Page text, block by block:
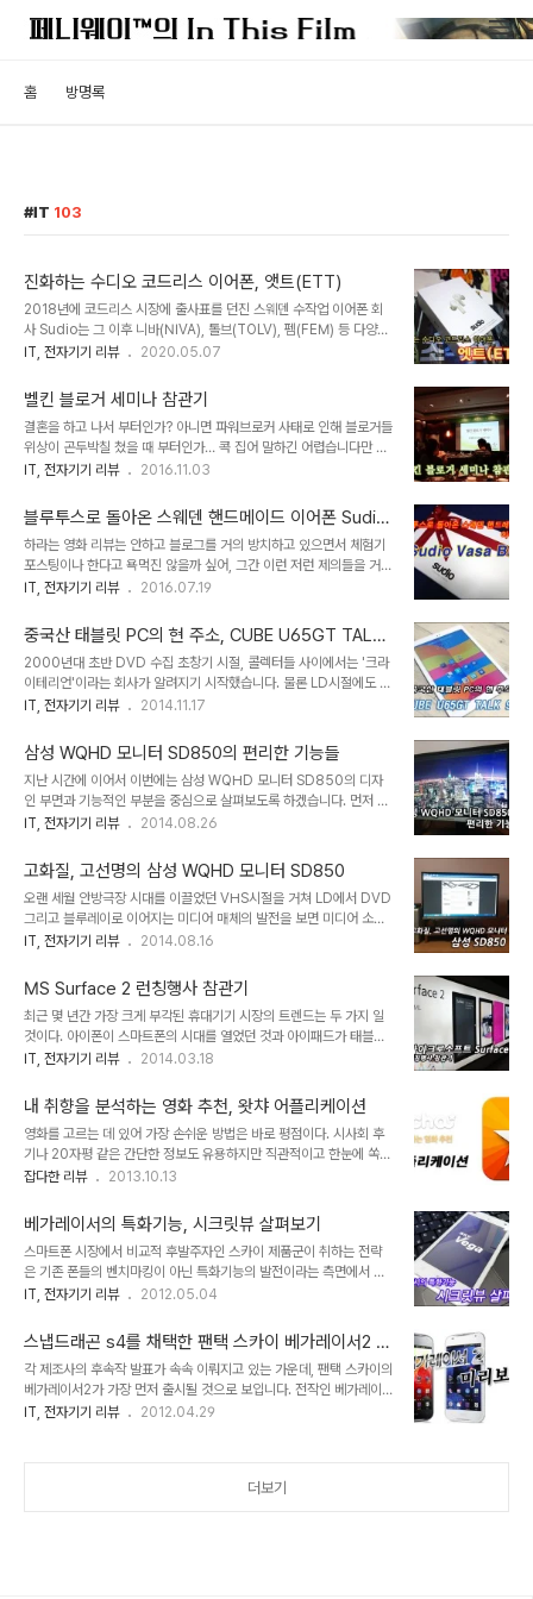
홈 방명록
IT 103
진화하는 수디오 코드리스 이어폰, 앳트(ETT)
2018년에 코드리스 시장에 출사표를 던진 스웨덴 수작업 이어폰 회
사 Sudio는 그 이후 니바(NIVA), 톨브(TOLV), 펨(FEM) 등 다양한
라인업을 선보이며 기능과 성능을 개선해 왔습니다. 초창기 모델인 니
Sudio에서 새로운 모델인 엣트(ETT)를 출시했기에 물품을 받아보
고 소개합니다. 우선 패키지 디자인을 보면 톨브 시절부터 미니멀한 디
자인으로 채용한 박스 디자인입니다. 단단한 아웃 박싱에 내부에는 충
전 크레들과 구성품이 동봉된 작은 박스가 있습니다. 구성물을 보면 본
체와 크레들 외에 C타입 USB 케이블, 품질보증서와 폼팁이 들어있습
던 반면 이번에는 마치..
IT, 전자기기 리뷰 2020.05.07
벨킨 블로거 세미나 참관기
결혼을 하고 나서 부터인가? 아니면 파워브로커 사태로 인해 블로거들
위상이 곤두박칠 쳤을 때 부터인가… 콕 집어 말하긴 어렵습니다만 최
근 블로거들을 불러놓고 간담회나 세미나를 갖는 자리가 드문거 같습
고… 여하튼 어제 벨킨 블로거 세미나에 다녀 왔습니다. 이런 자리에
가 본게 굉장히 오래되었네요. 제가 벨킨을 알게 된 게 2009년이니까
오…. 벌써 7년이나 되었네요. 당시 벨킨이라는 회사는 국내에 그리 잘
알려진 회사가 아닌데, 블로그 마케팅을 적극적으로 활용해 인지도를
올린 몇 안되는 회사 중의 하나로 기억합니다. 처음 공략을 시도한 분
련 분야는 아니었지요. 근데 어..
IT, 전자기기 리뷰 2016.11.03
블루투스로 돌아온 스웨덴 핸드메이드 이어폰 Sudio
Vasa Bla
하라는 영화 리뷰는 안하고 블로그를 거의 방치하고 있으면서 체험기
포스팅이나 한다고 욕먹진 않을까 싶어, 그간 이런 저런 제의들을 거의
거절하다시피 하고 있습니다만 간만에 포스팅을 해주고 싶은 마음이
이드 이어폰 Sudio KLANG 사용기를 올린 적이 있는데, 바로 그 회
사에서 메일로 의뢰를 해왔더군요. 저 말고도 몇몇 블로거분들이 제안
을 받은 것 같습니다만, 이 회사가 좀 특이한 것이 직원들 평균나이가
27세의 매우 젊은 회사라고 합니다. 한국이란 시장의 환경이 바로 옆
엔 중국인데다, 국내 가전 브랜드도 많은 나라이기 때문에 이어폰으로
되지도 않은 유럽계 회사에서 한..
IT, 전자기기 리뷰 2016.07.19
중국산 태블릿 PC의 현 주소, CUBE U65GT TALK
9X
2000년대 초반 DVD 수집 초창기 시절, 콜렉터들 사이에서는 '크라
이테리언'이라는 회사가 알려지기 시작했습니다. 물론 LD시절에도 존
재했던 회사이지만 DVD가 셀스루 시장으로 활성화되면서 명작급의
인기를 끌었지요. 게다가 고전, 예술영화 뿐만 아니라 마이클 베이의
[더 록]이나 [아마게돈], 폴 버호벤의 [로보캅] 같은 영화들까지 출시
했거든요. 실제로 브에나비스타에서 출시한 [더 록] DVD와 크라이테
리언판 [더 록]은 엄청난 화질차이를 보였습니다. 같은 DVD인데 말
이죠. 문제는 이 판본에 한글자막이 없다는 거였죠. 굳이 자막이 필요
분입니다. 근데 이걸 한방에 해결해 주는 ..
IT, 전자기기 리뷰 2014.11.17
삼성 WQHD 모니터 SD850의 편리한 기능들
지난 시간에 이어서 이번에는 삼성 WQHD 모니터 SD850의 디자
인 부면과 기능적인 부분을 중심으로 살펴보도록 하겠습니다. 먼저 삼
성 WQHD 모니터 SD850의 디자인입니다. 전체적인 외관은 티타
전반적으로 깔끔하면서도 고급스런 느낌의 외관입니다. 뒷면에는 열
배출을 위한 송풍구가 마련되어 있고, USB 3.0을 지원하는 4포트 허
브 및 오디오 인&아웃, 그리고 다양한 인터페이스를 지원하는 출력 단
자가 있습니다. 특히 요즘처럼 외장기기를 많이 필요로 하는 PC환경
에서는 모니터에 내장된 허브만으로 훨씬 더 쾌적한 데스크 공간을 얻
마트폰이나 태블릿 PC의 충전시 편이성을 ..
IT, 전자기기 리뷰 2014.08.26
고화질, 고선명의 삼성 WQHD 모니터 SD850
오랜 세월 안방극장 시대를 이끌었던 VHS시절을 거쳐 LD에서 DVD
그리고 블루레이로 이어지는 미디어 매체의 발전을 보면 미디어 소스
의 해상도 만이 아니라 이를 구현하는 디스플레이의 발전도 함께 이루
Full HD의 차이가 뭔지도 제대로 알려지지 않았었는데 벌써부터
Full HD의 4배 해상도를 가진 UHD라는 용어가 솔솔 들려오는걸 보
면 초고해상도 시대의 디스플레이에 자연스레 관심이 쏠리기 마련이
지요. 이번에 삼성 WQHD 모니터 SD850 체험단에 선정되었습니
다. 개인적으로는 몇 년만에 디스플레이 체험기를 쓰게 된 셈인데, 그
SD850 체험단을 신청한 가장 큰 이유 중..
IT, 전자기기 리뷰 2014.08.16
MS Surface 2 런칭행사 참관기
최근 몇 년간 가장 크게 부각된 휴대기기 시장의 트렌드는 두 가지 일
것이다. 아이폰이 스마트폰의 시대를 열었던 것과 아이패드가 태블릿
PC의 보급화를 이끌었다는 것. 두 경우 모두 애플 vs. 안드로이드의
를 직접 관리, 생산해 독점적 위치를 가지고 있는 반면, 안드로이드는
구글이 OS를, 다른 서드 파티들이 하드웨어를 생산하는 공생관계의
차이점이 있다. 아울러 이 두 분야 모두 IT계의 맹주인 MS가 유일하
게 잠식하지 못했던 분야이기도 하다. 물론 MS가 손을 놓고 있었던 건
아니다. 사실 윈도우 모바일로 알려진 MS의 모바일용 운영체제는 아
드로이드 OS보다도 훨씬 ..
IT, 전자기기 리뷰 2014.03.18
내 취향을 분석하는 영화 추천, 왓챠 어플리케이션
영화를 고르는 데 있어 가장 손쉬운 방법은 바로 평점이다. 시사회 후
기나 20자평 같은 간단한 정보도 유용하지만 직관적이고 한눈에 쏙
들어오는 평점이야말로 가장 많은 사람들이 선호하는 선별 기준일 것
도 내가 재미없으면 1점을 줄 수도 있는 거다. 다만 일부 사용자들의
장난이나 혹은 평점 알바들의 분탕질로 인해 평점이 심각하게 왜곡된
다면 신뢰도에 있어서 심각한 결함을 가질 수 밖에 없다. 단적인 예로
영화 [클레멘타인]에 대한 모 포털 영화사이트의 평점을 보자. 오늘 날
짜 기준으로 평점이 무려 9.25다. 대다수 관객들에게 폭탄수준의 평
고의 도시 스릴러 영화 중 한..
잡다한 리뷰 2013.10.13
베가레이서의 특화기능, 시크릿뷰 살펴보기
스마트폰 시장에서 비교적 후발주자인 스카이 제품군이 취하는 전략
은 기존 폰들의 벤치마킹이 아닌 특화기능의 발전이라는 측면에서 접
근하는 것으로 보이는데, 실로 기발한 아이디어가 돋보였던 모션인식
중 하나입니다. 이제 곧 베가레이서2가 출시될 예정이라고 하는데, 베
가레이서2를 비롯한 추후 스카이 스마트폰 라인업에는 시크릿뷰 기능
이 필수적으로 탑재될 것으로 보입니다. 사생활 노출이 문제시되는 요
즘 버스나 지하철, 또는 다른 사람들이 쉽게 엿볼 수 있는 환경에서 문
자는 물론이고 폰뱅킹이나 기타 여러가지 업무를 보는 건 왠지 좀 부담
IT, 전자기기 리뷰 2012.05.04
스냅드래곤 s4를 채택한 팬택 스카이 베가레이서2 미
리보기
각 제조사의 후속작 발표가 속속 이뤄지고 있는 가운데, 팬택 스카이의
베가레이서2가 가장 먼저 출시될 것으로 보입니다. 전작인 베가레이
서는 다소 주춤했던 스카이 제품군 중에서도 단연 돋보이는 세련된 디
펴보는 일종의 프리뷰 시간을 갖도록 하겠습니다. 보도자료등을 통해
IT, 전자기기 리뷰 2012.04.29
더보기